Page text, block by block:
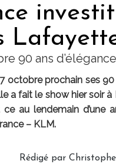
90 ans
octobre prochain ses 90
a fait le show hier soir
ce au lendemain
– KLM.
Rédigé par